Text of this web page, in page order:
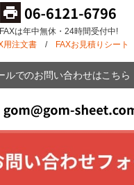
FAXは年中無休・24時間受付中!
用注文書/ FAXお見積りシート
ルでのお問い合わせはこちら